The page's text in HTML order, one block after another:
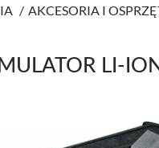
AKCESORIA I
LI-